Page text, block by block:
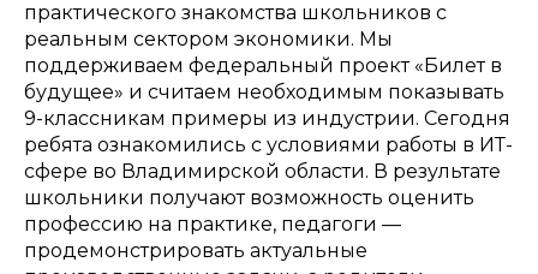
практического знакомства школьников с
реальным сектором экономики. Мы
поддерживаем федеральный проект «Билет в
будущее» и считаем необходимым показывать
9-классникам примеры из индустрии. Сегодня
ребята ознакомились с условиями работы в ИТ-
сфере во Владимирской области. В результате
школьники получают возможность оценить
профессию на практике, педагоги —
продемонстрировать актуальные